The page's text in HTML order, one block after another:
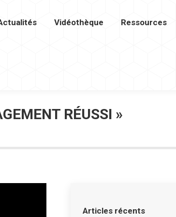
Vidéothèque Ressources
RÉUSSI »
Articles récents
Vidéothèque Ressources Contact